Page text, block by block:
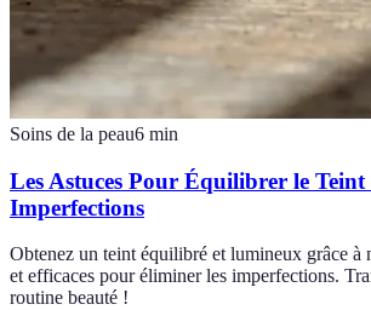
Soins de la peau6 min
Les Astuces Pour Équilibrer le
Imperfections
Obtenez un teint équilibré et lumineux grâce à
et efficaces pour éliminer les imperfections.
routine beauté !